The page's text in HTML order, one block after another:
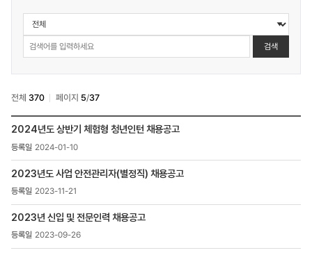
인재채용
>
채용정보
>
채용공고
검색
전체 370 페이지 5/37
>
채용정보
>
채용공고
목록
번호,
등록일
2024년도 상반기 체험형 청년인턴 채용공고
2024-01-10
2023년도 사업 안전관리자(별정직) 채용공고
2023-11-21
2023년 신입 및 전문인력 채용공고
2023-09-26